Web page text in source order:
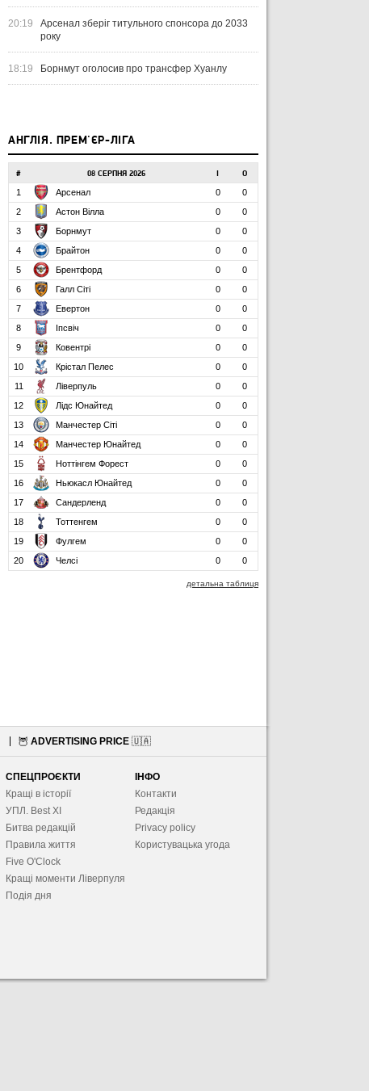
20:19
Арсенал зберіг титульного спонсора до 2033
року
18:19 Борнмут оголосив про трансфер Хуанлу
АНГЛІЯ. ПРЕМ'ЄР-ЛІГА
# 08 СЕРПНЯ 2026 О
1 Арсенал 0
0
2
Астон Вілла 0
0
3
Борнмут 0
0
4
Брайтон 0
0
5
Брентфорд 0
0
6
Галл Сіті 0
0
7
Евертон 0
0
8
Іпсвіч 0
0
9
Ковентрі 0
0
10
Крістал Пелес 0
0
11
Ліверпуль 0
0
12
Лідс Юнайтед 0
0
13
Манчестер Сіті 0
0
14
Манчестер Юнайтед 0
0
15
Ноттінгем Форест 0
0
16
Ньюкасл Юнайтед 0
0
17
Сандерленд 0
0
18
Тоттенгем 0
0
19
Фулгем 0
0
20
Челсі 0 0
детальна таблиця
🦉 ADVERTISING PRICE 🇺🇦
СПЕЦПРОЄКТИ
Кращі в історії
УПЛ. Best XІ
Битва редакцій
Правила життя
Five O'Clock
Кращі моменти Ліверпуля
Подія дня
ІНФО
Контакти
Редакція
Privacy policy
Користувацька угода